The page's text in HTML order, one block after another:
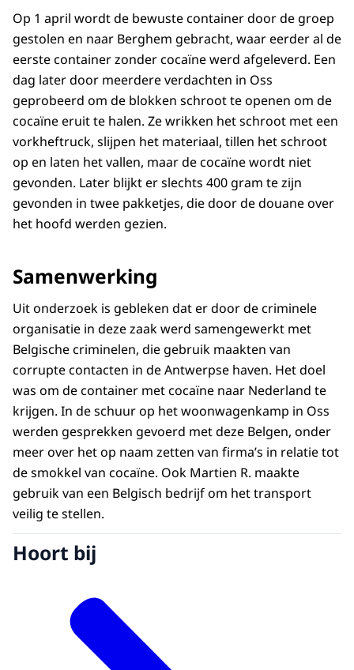
Op 1 april wordt de bewuste container door de groep
gestolen en naar Berghem gebracht, waar eerder al de
eerste container zonder cocaïne werd afgeleverd. Een
dag later door meerdere verdachten in Oss
geprobeerd om de blokken schroot te openen om de
cocaïne eruit te halen. Ze wrikken het schroot met een
vorkheftruck, slijpen het materiaal, tillen het schroot
op en laten het vallen, maar de cocaïne wordt niet
gevonden. Later blijkt er slechts 400 gram te zijn
gevonden in twee pakketjes, die door de douane over
het hoofd werden gezien.
Samenwerking
Uit onderzoek is gebleken dat er door de criminele
organisatie in deze zaak werd samengewerkt met
Belgische criminelen, die gebruik maakten van
corrupte contacten in de Antwerpse haven. Het doel
was om de container met cocaïne naar Nederland te
krijgen. In de schuur op het woonwagenkamp in Oss
werden gesprekken gevoerd met deze Belgen, onder
meer over het op naam zetten van firma’s in relatie tot
de smokkel van cocaïne. Ook Martien R. maakte
gebruik van een Belgisch bedrijf om het transport
veilig te stellen.
Hoort bij